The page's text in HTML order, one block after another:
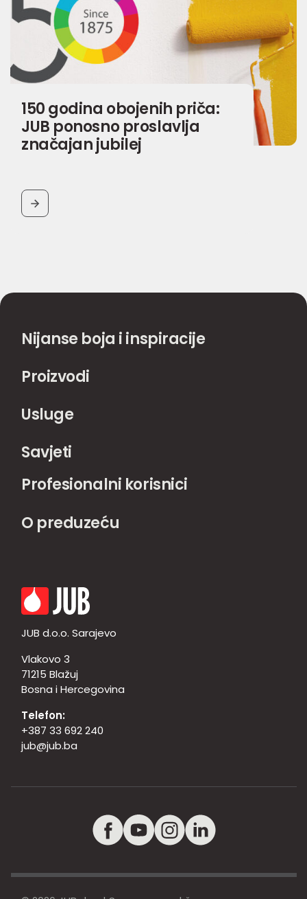
150 godina obojenih priča:
JUB ponosno proslavlja
značajan jubilej
BUTTON
Nijanse boja i inspiracije
Proizvodi
Usluge
Savjeti
Profesionalni korisnici
O preduzeću
JUB d.o.o. Sarajevo
Vlakovo 3
71215 Blažuj
Bosna i Hercegovina
Telefon:
+387 33 692 240
jub@jub.ba